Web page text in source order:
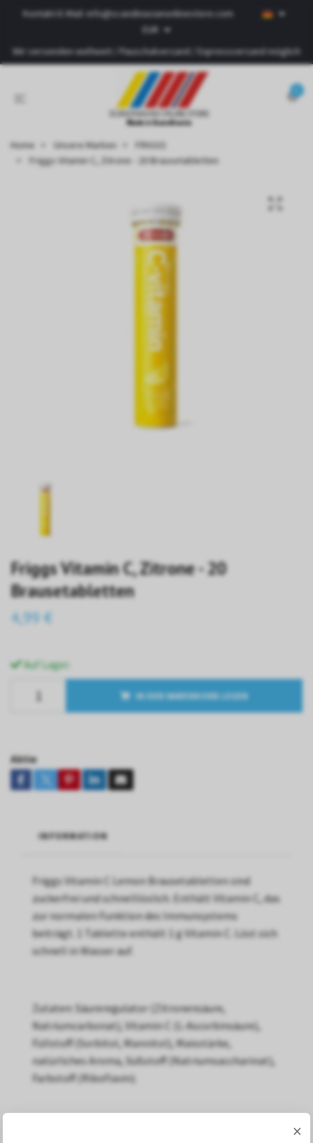
Kontakt-E-Mail: info@scandinavianonlinestore.com
EUR
Wir versenden weltweit / Pauschalversand / Expressversand möglich
Home Unsere Marken
FRIGGS
Friggs Vitamin C, Zitrone - 20 Brausetabletten
Friggs Vitamin C, Zitrone - 20
Brausetabletten
4,99 €
Auf Lager.
IN DEN WARENKORB LEGEN
Aktie
INFORMATION
Friggs Vitamin C Lemon Brausetabletten sind
zuckerfrei und schnelllöslich. Enthält Vitamin C, das
zur normalen Funktion des Immunsystems
beiträgt. 1 Tablette enthält 1 g Vitamin C. Löst sich
schnell in Wasser auf.
Zutaten: Säureregulator (Zitronensäure,
Natriumcarbonat), Vitamin C (L-Ascorbinsäure),
Füllstoff (Sorbitol, Mannitol), Maisstärke,
natürliches Aroma, Süßstoff (Natriumsaccharinat),
Farbstoff (Riboflavin).
×